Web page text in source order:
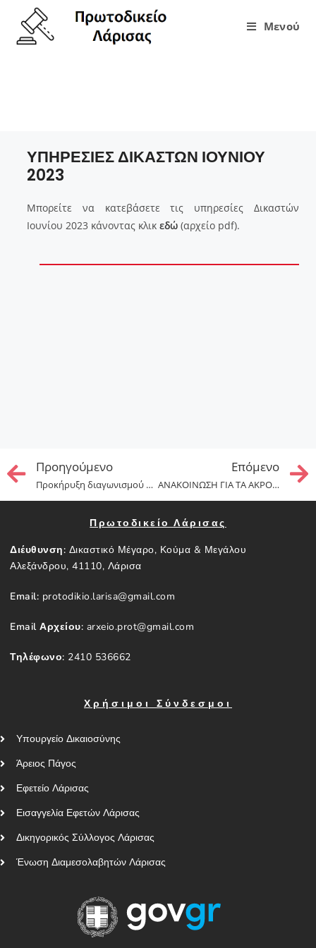
Μενού
ΥΠΗΡΕΣΙΕΣ ΔΙΚΑΣΤΩΝ ΙΟΥΝΙΟΥ
2023
Μπορείτε να κατεβάσετε τις υπηρεσίες Δικαστών
Ιουνίου 2023 κάνοντας κλικ εδώ (αρχείο pdf).
Προηγούμενo
Προκήρυξη διαγωνισμού για την εισαγωγή σπουδαστών στην Εθνική Σχολή Δικαστικών Λειτουργών
Επόμενo
ΑΝΑΚΟΙΝΩΣΗ ΓΙΑ ΤΑ ΑΚΡΟΑΤΗΡΙΑ ΤΗΣ 31ης ΜΑΪΟΥ 2023
Πρωτοδικείο Λάρισας
Διέυθυνση: Δικαστικό Μέγαρο, Κούμα & Μεγάλου
Αλεξάνδρου, 41110, Λάρισα
Email: protodikio.larisa@gmail.com
Email Αρχείου: arxeio.prot@gmail.com
Τηλέφωνο: 2410 536662
Χρήσιμοι Σύνδεσμοι
Υπουργείο Δικαιοσύνης
Άρειος Πάγος
Εφετείο Λάρισας
Εισαγγελία Εφετών Λάρισας
Δικηγορικός Σύλλογος Λάρισας
Ένωση Διαμεσολαβητών Λάρισας